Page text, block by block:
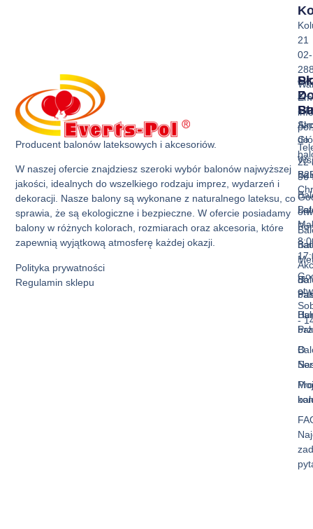
Producent balonów lateksowych i akcesoriów.
W naszej ofercie znajdziesz szeroki wybór balonów najwyższej
jakości, idealnych do wszelkiego rodzaju imprez, wydarzeń i
dekoracji. Nasze balony są wykonane z naturalnego lateksu, co
sprawia, że są ekologiczne i bezpieczne. W ofercie posiadamy
balony w różnych kolorach, rozmiarach oraz akcesoria, które
zapewnią wyjątkową atmosferę każdej okazji.
Polityka prywatności
Regulamin sklepu
Z
do
do
O
21
02-
22
36
-